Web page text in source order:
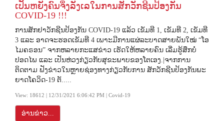
ເປັນຫຍັງຄົນຈິ່ງລັງເລໃນການສັກວັກຊີນປ້ອງກັນ
COVID-19 !!!
ການສັກຢາວັກຊີນປ້ອງກັນ COVID-19 ແລ້ວ ເຂັມທີ 1, ເຂັມທີ 2, ເຂັມທີ
3 ແລະ ອາດຈະຮອດເຂັມທີ 4 ເພາະມີການແຜ່ລະບາດສາຍພັນໃໝ່ “ໂອ
ໄມຄຣອນ” ຈາກຫລາຍກະແສຂ່າວ ເຮັດໃຫ້ຫລາຍຄົນ ເລີ່ມຮູ້ສຶກບໍ່
ປອດໄພ ແລະ ເປັນຫ່ວງກ່ຽວກັບສຸຂະພາບຂອງໂຕເອງ.|ຈາກການ
ຕິດຕາມ ຟັງຂ່າວໃນຫຼາຍຊ່ອງທາງກ່ຽວກັບການ ສັກວັກຊີນປ້ອງກັນພະ
ຍາດໂຄວິດ-19 ຕັ.....
View: 18612 | 12/31/2021 6:06:42 PM | Covid-19
ອ່ານຂ່າວ...